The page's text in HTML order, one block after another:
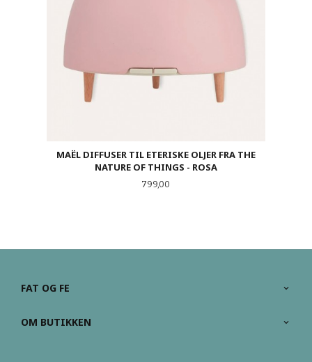
MAËL DIFFUSER TIL ETERISKE OLJER FRA THE
NATURE OF THINGS - ROSA
Pris
799,00
FAT OG FE
OM BUTIKKEN